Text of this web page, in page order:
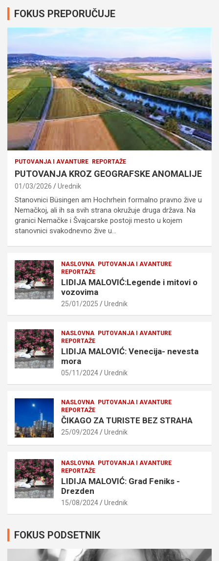
FOKUS PREPORUČUJE
PUTOVANJA I AVANTURE REPORTAŽE
PUTOVANJA KROZ GEOGRAFSKE ANOMALIJE
01/03/2026 Urednik
Stanovnici Büsingen am Hochrhein formalno pravno žive u
Nemačkoj, ali ih sa svih strana okružuje druga država. Na
granici Nemačke i Švajcarske postoji mesto u kojem
stanovnici svakodnevno žive u…
NASLOVNA
PUTOVANJA I AVANTURE
REPORTAŽE
LIDIJA MALOVIĆ:Legende i mitovi o
vozovima
25/01/2025 Urednik
NASLOVNA
PUTOVANJA I AVANTURE
REPORTAŽE
LIDIJA MALOVIĆ: Venecija- nevesta
mora
05/11/2024 Urednik
NASLOVNA
PUTOVANJA I AVANTURE
REPORTAŽE
ČIKAGO ZA TURISTE BEZ STRAHA
25/09/2024 Urednik
NASLOVNA
PUTOVANJA I AVANTURE
REPORTAŽE
LIDIJA MALOVIĆ: Grad Feniks -
Drezden
15/08/2024 Urednik
FOKUS PODSETNIK